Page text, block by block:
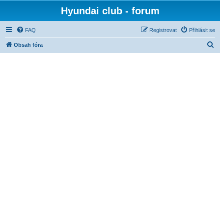
Hyundai club - forum
FAQ Přihlásit se
Registrovat
Obsah fóra